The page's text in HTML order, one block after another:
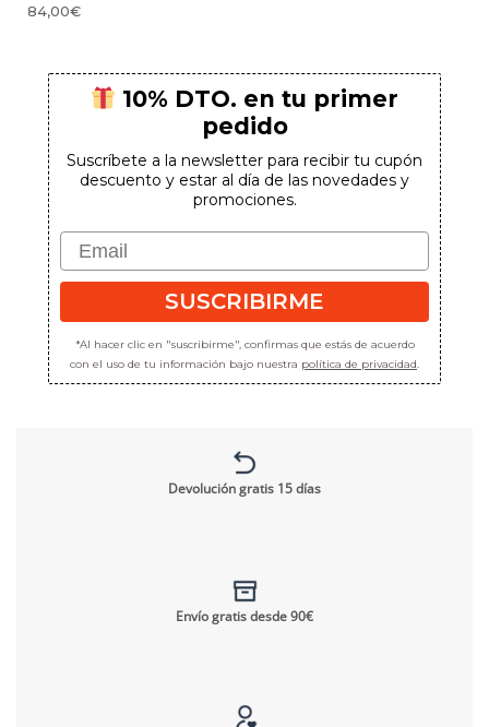
84,00€
10% DTO. en tu primer
pedido
Suscríbete a la newsletter para recibir tu cupón
descuento y estar al día de las novedades y
promociones.
Email
SUSCRIBIRME
*Al hacer clic en "suscribirme", confirmas que estás de acuerdo
con el uso de tu información bajo nuestra política de privacidad.
Devolución gratis 15 días
Envío gratis desde 90€